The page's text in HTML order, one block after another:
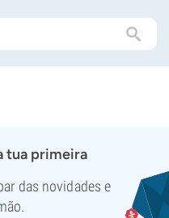
tua primeira
das novidades e